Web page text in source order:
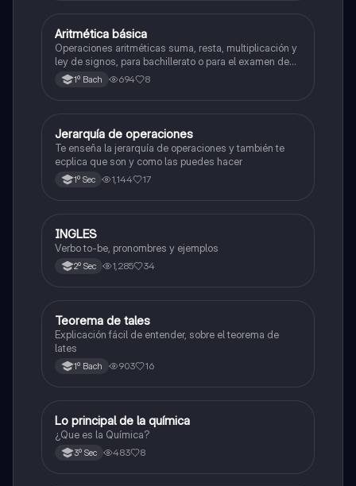
Matemáticas
Aritmética básica
Operaciones aritméticas suma, resta, multiplicación y
ley de signos, para bachillerato o para el examen de
admisión a la universidad
1º Bach 694 8
Matemáticas
Jerarquía de operaciones
Te enseña la jerarquía de operaciones y también te
ecplica que son y como las puedes hacer
1º Sec 1,144 17
Inglés
INGLES
Verbo to-be, pronombres y ejemplos
2º Sec 1,285 34
Matemáticas
Teorema de tales
Explicación fácil de entender, sobre el teorema de
lates
1º Bach 903 16
Química
Lo principal de la química
¿Que es la Química?
3º Sec 483 8